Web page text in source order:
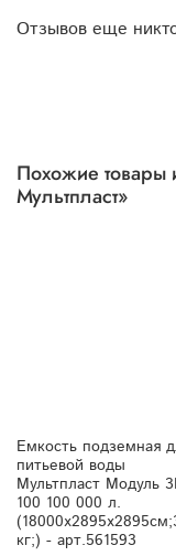
Отзывов еще
Похожие товары
Мультпласт»
Емкость подземная для
питьевой воды
Мультпласт Модуль
100 100 000 л.
кг;) - арт.561593